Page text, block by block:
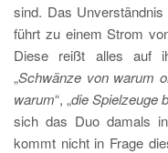
sind. Das
führt zu einem Strom
Diese reißt alles auf
„Schwänze von warum
warum“, „die Spielzeuge
sich das Duo damals
kommt nicht in Frage